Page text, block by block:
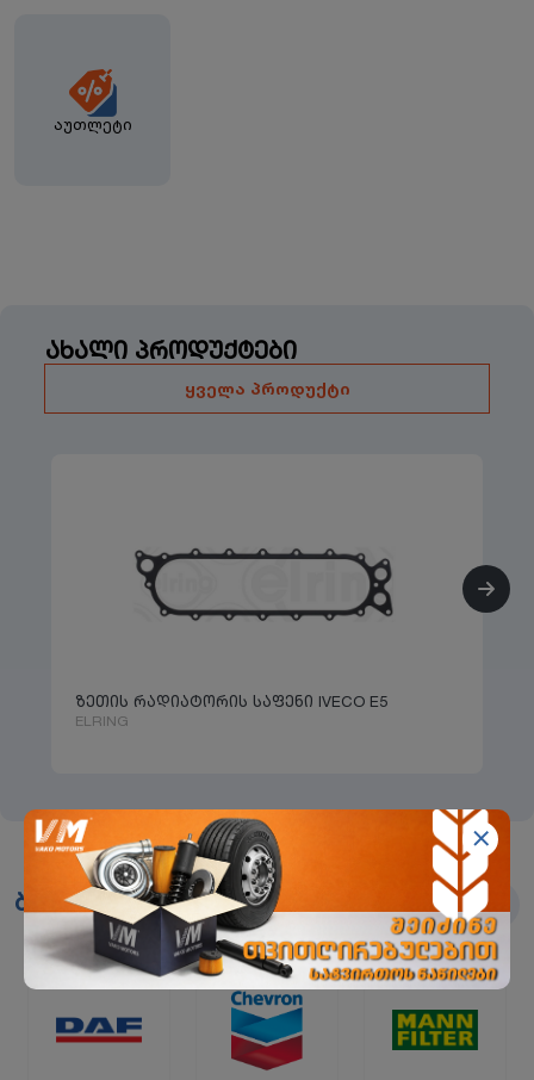
აუთლეტი
ახალი პროდუქტები
ყველა პროდუქტი
ზეთის რადიატორის საფენი IVECO E5
ELRING
ბრენდები